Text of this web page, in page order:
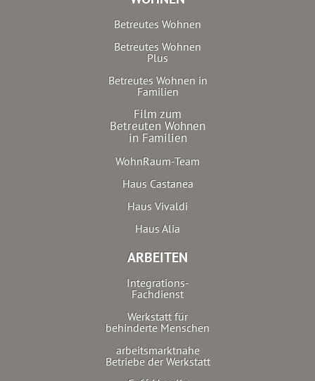
Betreutes Wohnen
Betreutes Wohnen
Plus
Betreutes Wohnen in
Familien
Film zum
Betreuten Wohnen
in Familien
WohnRaum-Team
Haus Castanea
Haus Vivaldi
Haus Alia
ARBEITEN
Integrations-
Fachdienst
Werkstatt für
behinderte Menschen
arbeitsmarktnahe
Betriebe der Werkstatt